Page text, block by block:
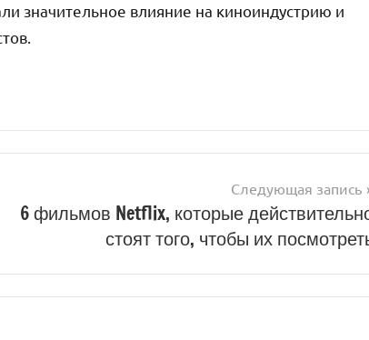
значительное влияние на киноиндустрию и
Следующая запись
6 фильмов Netflix, которые
стоят того, чтобы их